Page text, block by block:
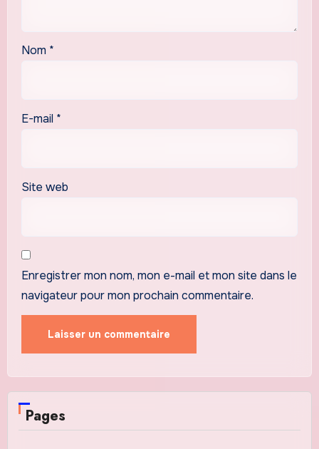
Nom *
E-mail *
Site web
Enregistrer mon nom, mon e-mail et mon site dans le
navigateur pour mon prochain commentaire.
Pages